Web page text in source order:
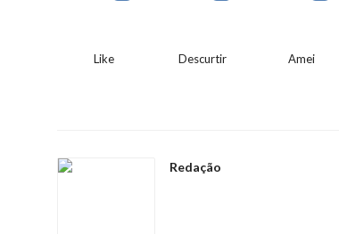
Like Descurtir Amei
Redação